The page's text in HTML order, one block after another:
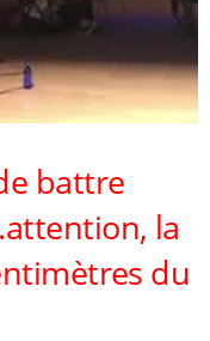
battre
la
du